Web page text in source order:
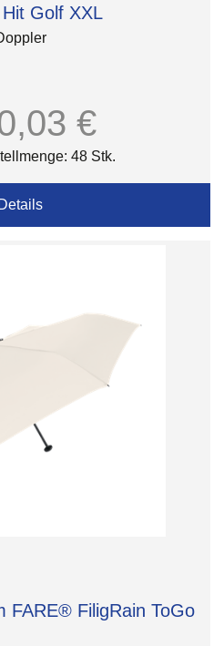
Golf XXL
€
48 Stk.
Details
FARE® FiligRain ToGo